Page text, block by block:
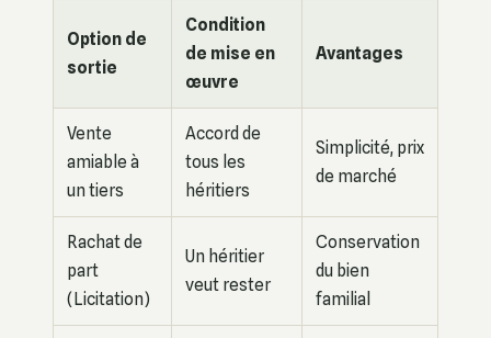
Option de
sortie
Condition
de mise en
œuvre
Avantages
Vente
amiable à
un tiers
Accord de
tous les
héritiers
Simplicité, prix
de marché
Rachat de
part
(Licitation)
Un héritier
veut rester
Conservation
du bien
familial